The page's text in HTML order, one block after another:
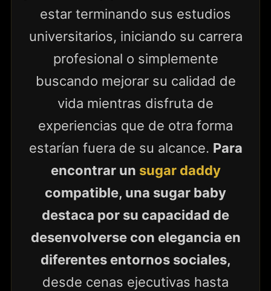
estar terminando sus estudios
universitarios, iniciando su carrera
profesional o simplemente
buscando mejorar su calidad de
vida mientras disfruta de
experiencias que de otra forma
estarían fuera de su alcance. Para
encontrar un sugar daddy
compatible, una sugar baby
destaca por su capacidad de
desenvolverse con elegancia en
diferentes entornos sociales,
desde cenas ejecutivas hasta